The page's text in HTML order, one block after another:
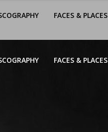
FACES & PLACES
FACES & PLACES